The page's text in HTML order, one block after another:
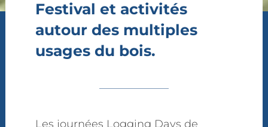
Festival et activités
autour des multiples
usages du bois.
Les journées Logging Days de